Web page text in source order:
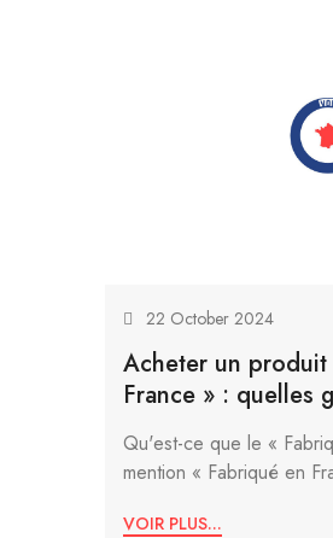
22 October 2024
Acheter un produit
France » : quelles
Qu'est-ce que le «
mention « Fabriqué en
VOIR PLUS...